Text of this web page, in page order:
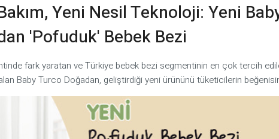
Yeni Nesil Teknoloji: Yeni
'Pofuduk' Bebek Bezi
fark yaratan ve Türkiye bebek bezi segmentinin en çok tercih
Baby Turco Doğadan, geliştirdiği yeni ürününü tüketicilerin